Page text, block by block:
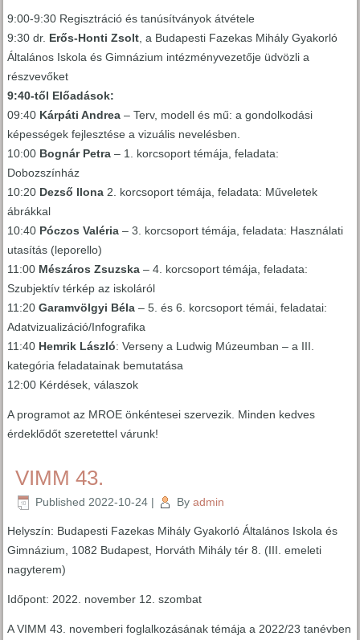
9:00-9:30 Regisztráció és tanúsítványok átvétele
9:30 dr. Erős-Honti Zsolt , a Budapesti Fazekas Mihály Gyakorló
Általános Iskola és Gimnázium intézményvezetője üdvözli a
részvevőket
9:40-től Előadások:
09:40 Kárpáti Andrea – Terv, modell és mű: a gondolkodási
képességek fejlesztése a vizuális nevelésben.
10:00 Bognár Petra – 1. korcsoport témája, feladata:
Dobozszínház
10:20 Dezső Ilona 2. korcsoport témája, feladata: Műveletek
ábrákkal
10:40 Póczos Valéria – 3. korcsoport témája, feladata: Használati
utasítás (leporello)
11:00 Mészáros Zsuzska – 4. korcsoport témája, feladata:
Szubjektív térkép az iskoláról
11:20Garamvölgyi Béla – 5. és 6. korcsoport témái, feladatai:
Adatvizualizáció/Infografika
11:40 Hemrik László: Verseny a Ludwig Múzeumban – a III.
kategória feladatainak bemutatása
12:00 Kérdések, válaszok
A programot az MROE önkéntesei szervezik. Minden kedves
érdeklődőt szeretettel várunk!
VIMM 43.
Published 2022-10-24 | By admin
Helyszín: Budapesti Fazekas Mihály Gyakorló Általános Iskola és
Gimnázium, 1082 Budapest, Horváth Mihály tér 8. (III. emeleti
nagyterem)
Időpont: 2022. november 12. szombat
A VIMM 43. novemberi foglalkozásának témája a 2022/23 tanévben